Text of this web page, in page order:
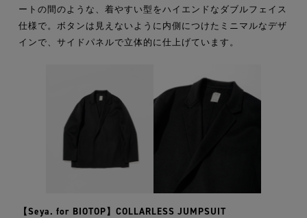
ートの間のような、着やすい型をハイエンドなダブルフェイス
仕様で。ボタンは見えないように内側につけたミニマルなデザ
インで、サイドパネルで立体的に仕上げています。
【Seya. for BIOTOP】COLLARLESS JUMPSUIT